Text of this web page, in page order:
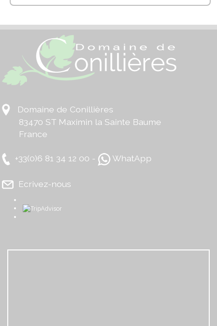
Domaine de Conillières
83470 ST Maximin la Sainte Baume
France
+33(0)6 81 34 12 00 - WhatApp
Ecrivez-nous